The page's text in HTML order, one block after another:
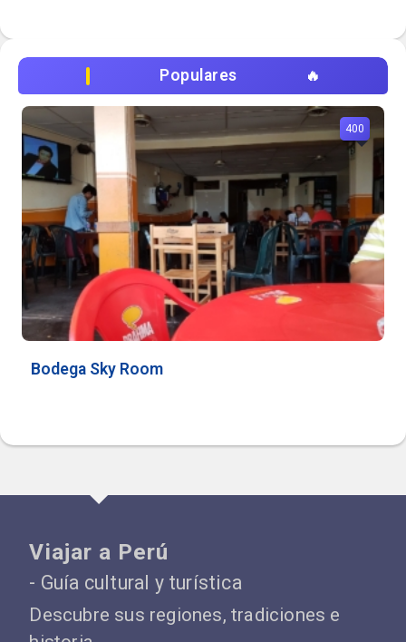
Populares
Bodega Sky Room
400
Viajar a Perú
- Guía cultural y turística
Descubre sus regiones, tradiciones e